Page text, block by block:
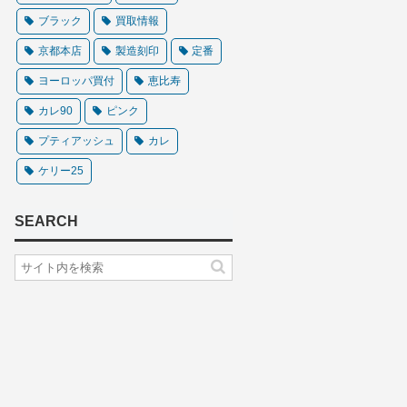
ブラック 買取情報
京都本店 製造刻印 定番
ヨーロッパ買付 恵比寿
カレ90 ピンク
プティアッシュ カレ
ケリー25
SEARCH